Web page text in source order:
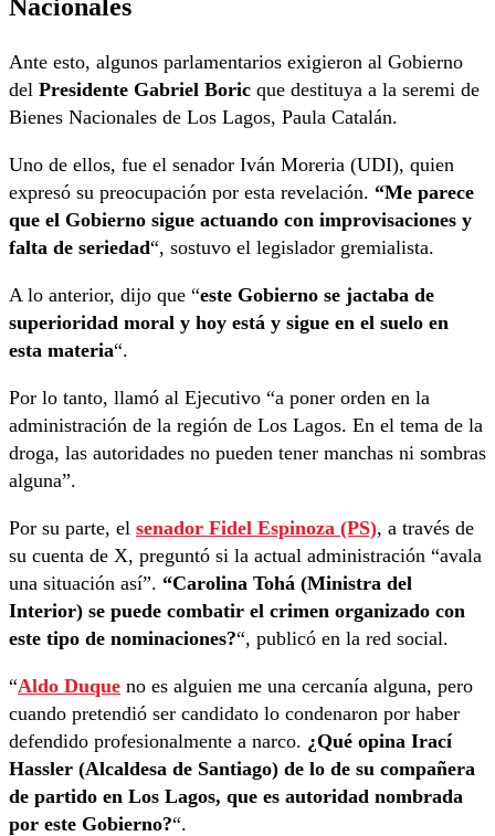
Nacionales
Ante esto, algunos parlamentarios exigieron al Gobierno
del Presidente Gabriel Boric que destituya a la seremi de
Bienes Nacionales de Los Lagos, Paula Catalán.
Uno de ellos, fue el senador Iván Moreria (UDI), quien
expresó su preocupación por esta revelación. “Me parece
que el Gobierno sigue actuando con improvisaciones y
falta de seriedad“, sostuvo el legislador gremialista.
A lo anterior, dijo que “este Gobierno se jactaba de
superioridad moral y hoy está y sigue en el suelo en
esta materia“.
Por lo tanto, llamó al Ejecutivo “a poner orden en la
administración de la región de Los Lagos. En el tema de la
droga, las autoridades no pueden tener manchas ni sombras
alguna”.
Por su parte, el senador Fidel Espinoza (PS), a través de
su cuenta de X, preguntó si la actual administración “avala
una situación así”. “Carolina Tohá (Ministra del
Interior) se puede combatir el crimen organizado con
este tipo de nominaciones?“, publicó en la red social.
“Aldo Duque no es alguien me una cercanía alguna, pero
cuando pretendió ser candidato lo condenaron por haber
defendido profesionalmente a narco. ¿Qué opina Irací
Hassler (Alcaldesa de Santiago) de lo de su compañera
de partido en Los Lagos, que es autoridad nombrada
por este Gobierno?“.